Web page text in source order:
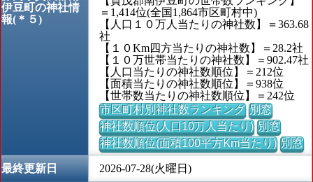
伊豆町の神社情
報(＊５)
＝1,414位(全国1,864市区町村中)
【人口１０万人当たりの神社数】＝363.68
社
【１０Km四方当たりの神社数】＝28.2社
【１０万世帯当たりの神社数】＝902.47社
【人口当たりの神社数順位】＝212位
【面積当たりの神社数順位】＝938位
【世帯数当たりの神社数順位】＝242位
市区町村別神社数ランキング 別窓
神社数順位(人口10万人当たり) 別窓
神社数順位(面積100平方Km当たり) 別窓
最終更新日
2026-07-28(火曜日)